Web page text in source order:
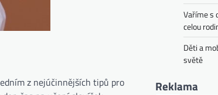
z nejúčinnějších tipů pro
Vaříme s
celou
Děti a
světě
Reklama